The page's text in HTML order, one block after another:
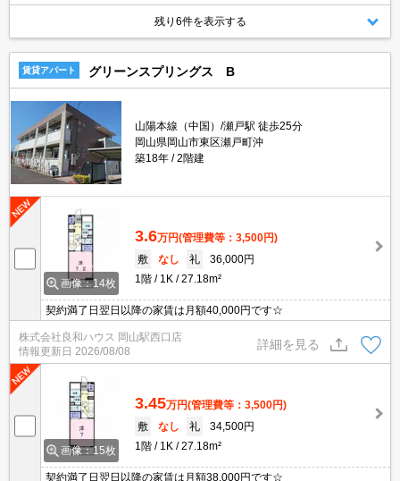
残り6件を表示する
賃貸アパート グリーンスプリングス B
山陽本線（中国）/瀬戸駅 徒歩25分
岡山県岡山市東区瀬戸町沖
築18年
2階建
画像：14枚
3.6万円(管理費等：3,500円)
敷
なし 礼
36,000円
1階
1K 27.18m²
契約満了日翌日以降の家賃は月額40,000円です☆
株式会社良和ハウス 岡山駅西口店
情報更新日 2026/08/08
詳細を見る
画像：15枚
3.45万円(管理費等：3,500円)
敷
なし 礼
34,500円
1階
1K 27.18m²
契約満了日翌日以降の家賃は月額38,000円です☆